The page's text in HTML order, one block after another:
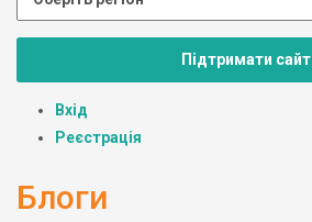
Підтримати сайт
Вхід
Реєстрація
Блоги